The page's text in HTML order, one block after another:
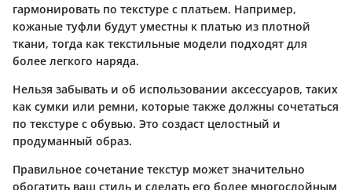
гармонировать по текстуре с платьем. Например,
кожаные туфли будут уместны к платью из плотной
ткани, тогда как текстильные модели подходят для
более легкого наряда.
Нельзя забывать и об использовании аксессуаров, таких
как сумки или ремни, которые также должны сочетаться
по текстуре с обувью. Это создаст целостный и
продуманный образ.
Правильное сочетание текстур может значительно
обогатить ваш стиль и сделать его более многослойным